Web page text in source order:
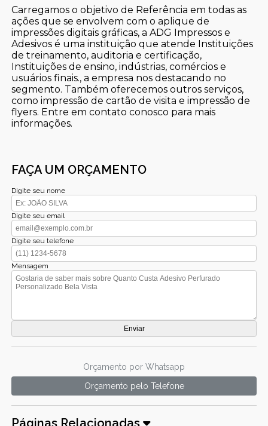
Carregamos o objetivo de Referência em todas as
ações que se envolvem com o aplique de
impressões digitais gráficas, a ADG Impressos e
Adesivos é uma instituição que atende Instituições
de treinamento, auditoria e certificação,
Instituições de ensino, indústrias, comércios e
usuários finais., a empresa nos destacando no
segmento. Também oferecemos outros serviços,
como impressão de cartão de visita e impressão de
flyers. Entre em contato conosco para mais
informações.
FAÇA UM ORÇAMENTO
Digite seu nome
Digite seu email
Digite seu telefone
Mensagem
Orçamento por Whatsapp
Orçamento pelo Telefone
Páginas Relacionadas